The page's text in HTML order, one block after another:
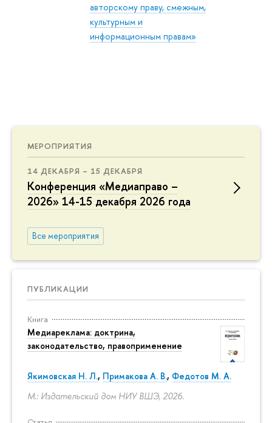
МЕРОПРИЯТИЯ
14 ДЕКАБРЯ – 15 ДЕКАБРЯ
Конференция «Медиаправо –
2026» 14-15 декабря 2026 года
Все мероприятия
ПУБЛИКАЦИИ
Книга
Медиареклама: доктрина,
законодательство, правоприменение
Якимовская Н. Л., Примакова А. В., Федотов М. А.
М.: Издательский дом НИУ ВШЭ, 2026.
авторскому праву, смежным,
культурным и
информационным правам»